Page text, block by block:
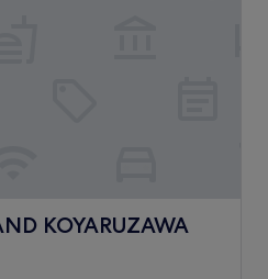
KOYARUZAWA
LODGE